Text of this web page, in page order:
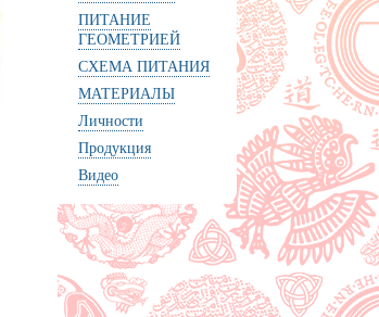
ПИТАНИЕ
ГЕОМЕТРИЕЙ
СХЕМА ПИТАНИЯ
МАТЕРИАЛЫ
Личности
Продукция
Видео